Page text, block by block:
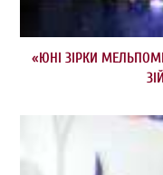
«ЮНІ ЗІРКИ